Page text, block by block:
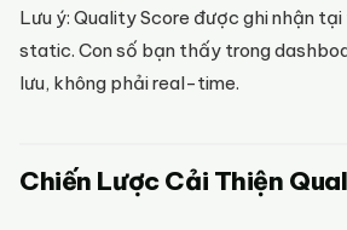
Lưu ý: Quality Score được ghi nhận
static. Con số bạn thấy trong
lưu, không phải real-time.
Chiến Lược Cải Thiện